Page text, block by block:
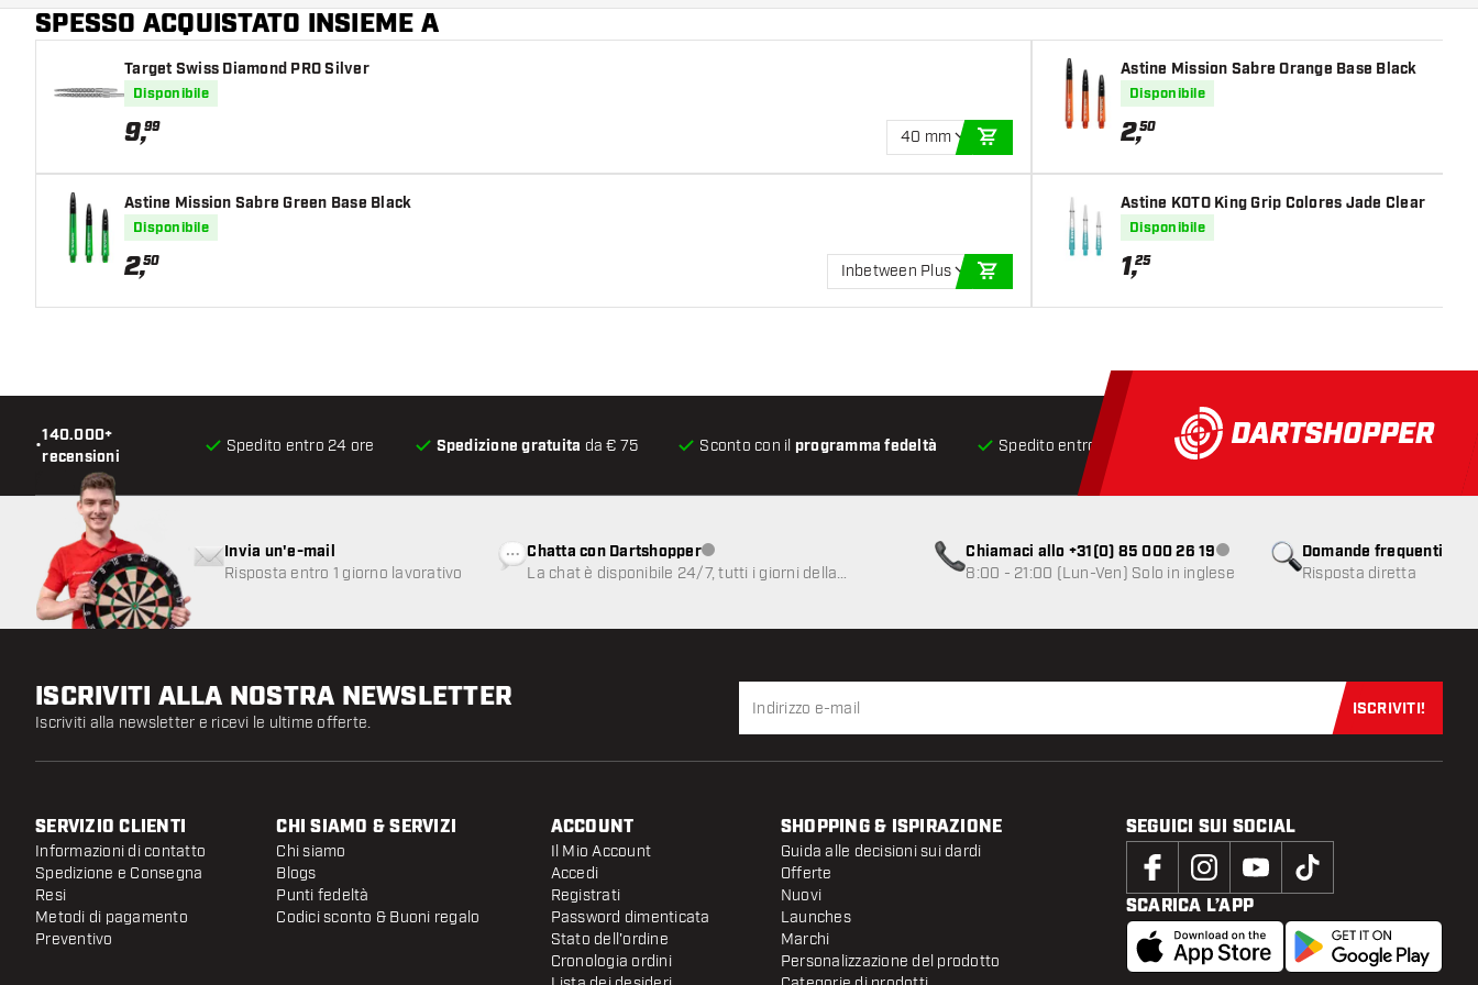
Colore principale
SPESSO ACQUISTATO INSIEME A
Target Swiss Diamond PRO Silver
Disponibile
9,99
40 mm
AGGIUNGI AL CARRELLO
Astine Mission Sabre Green Base Black
Disponibile
2,50
Inbetween Plus
AGGIUNGI AL CARRELLO
Astine Mission Sabre Orange Base Black
Disponibile
2,50
Astine KOTO King Grip Colores Jade Clear
Disponibile
1,25
•
140.000+
recensioni
Spedito entro 24 ore Spedizione gratuita da € 75 Sconto con il programma fedeltà Spedito entro 24 ore Spedizione gratuitada € 75
Domande frequenti
Risposta diretta
Invia un'e-mail
Risposta entro 1 giorno lavorativo
Chatta con DartshopperServizio clienti non disponibile
La chat è disponibile 24/7, tutti i giorni della
Chiamaci allo +31(0) 85 000 26 19Servizio clienti non disponibile
8:00 - 21:00 (Lun-Ven) Solo in inglese
ISCRIVITI ALLA NOSTRA NEWSLETTER
Iscriviti alla newsletter e ricevi le ultime offerte.
Iscriviti
ISCRIVITI!
SERVIZIO CLIENTI
Informazioni di contatto
Spedizione e Consegna
Resi
Metodi di pagamento
Preventivo
CHI SIAMO & SERVIZI
Chi siamo
Blogs
Punti fedeltà
Codici sconto & Buoni regalo
ACCOUNT
Il Mio Account
Accedi
Registrati
Password dimenticata
Stato dell'ordine
Cronologia ordini
SHOPPING & ISPIRAZIONE
Guida alle decisioni sui dardi
Offerte
Nuovi
Launches
Marchi
Personalizzazione del prodotto
SEGUICI SUI SOCIAL
SCARICA L’APP